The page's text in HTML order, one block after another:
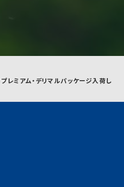
レミアム・デリマルパッケージ入荷し